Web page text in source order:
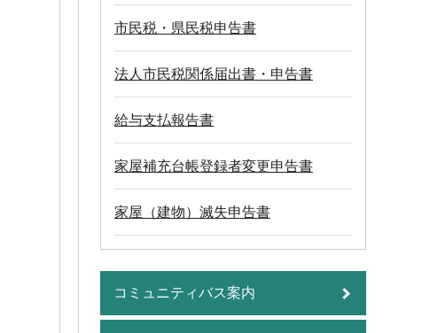
市民税・県民税申告書
法人市民税関係届出書・申告書
給与支払報告書
家屋補充台帳登録者変更申告書
家屋（建物）滅失申告書
コミュニティバス案内